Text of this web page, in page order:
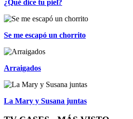
¿Qué dice tu piel?
Se me escapó un chorrito
Arraigados
La Mary y Susana juntas